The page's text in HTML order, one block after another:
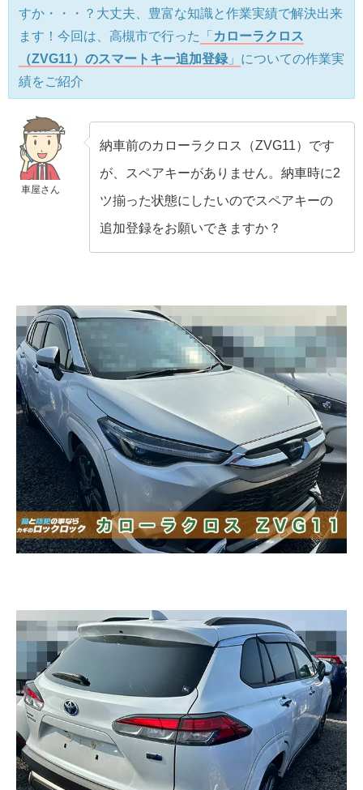
すか・・・？大丈夫、豊富な知識と作業実績で解決出来
ます！今回は、高槻市で行った
「 カローラクロス
（ZVG11）のスマートキー追加登録 」 についての作業実
績をご紹介
車屋さん
納車前のカローラクロス（ZVG11）です
が、スペアキーがありません。納車時に2
ツ揃った状態にしたいのでスペアキーの
追加登録をお願いできますか？